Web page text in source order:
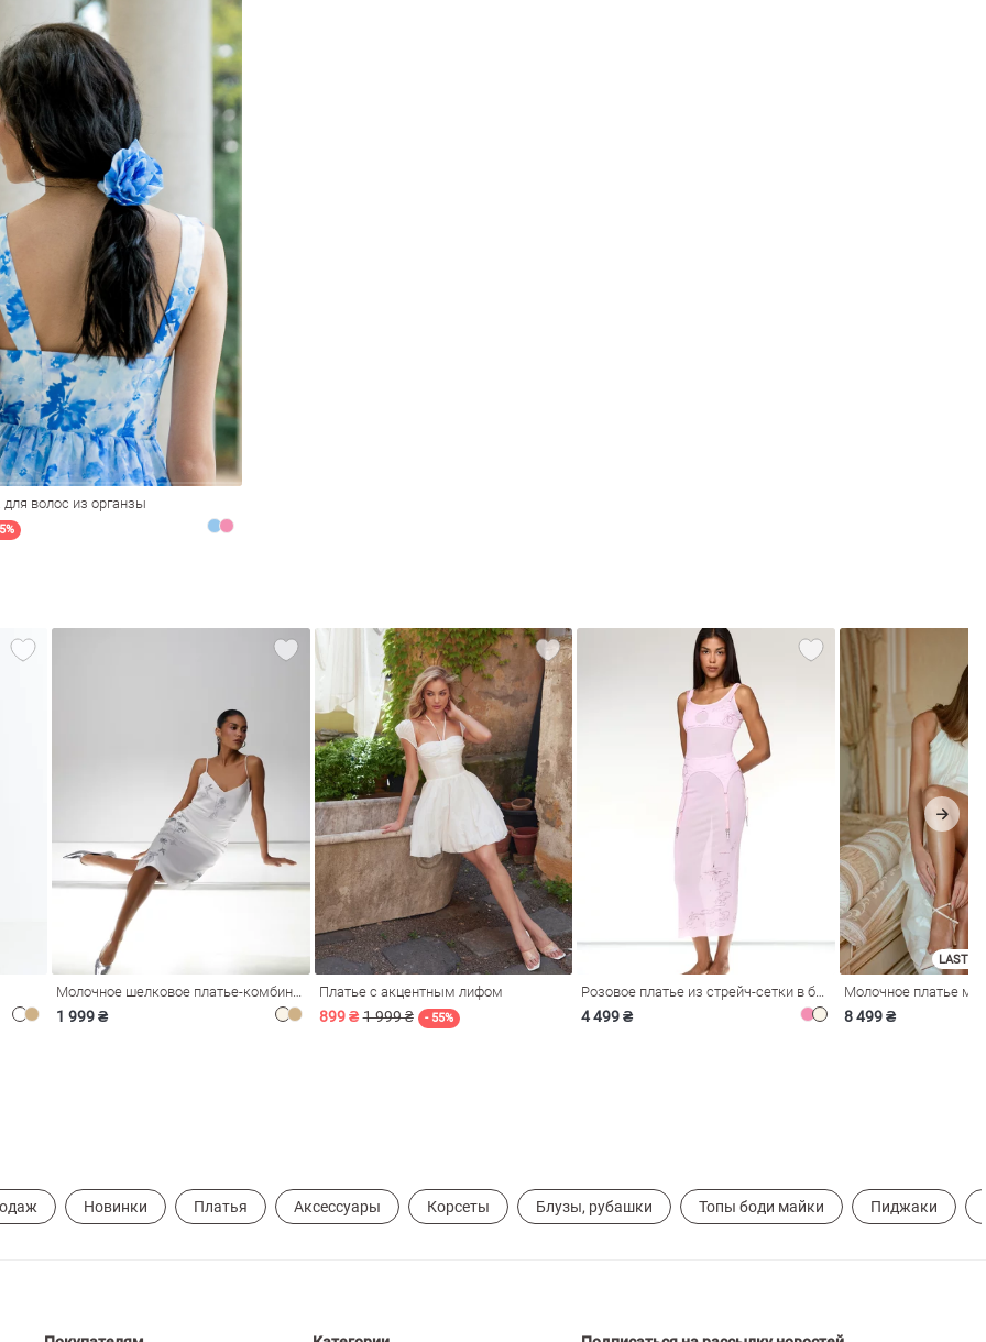
для волос из органзы
1 999 ₴
Платье с акцентным лифом
899 ₴ 1 999 ₴ - 55% 4 499 ₴
LAST
8 499 ₴
Новинки Платья Аксессуары Корсеты Блузы, рубашки Топы боди майки Пиджаки